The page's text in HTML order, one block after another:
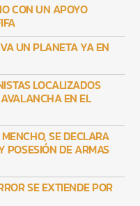
CON UN APOYO
UN PLANETA YA EN
LOCALIZADOS
EN EL
SE DECLARA
POSESIÓN DE ARMAS
SE EXTIENDE POR